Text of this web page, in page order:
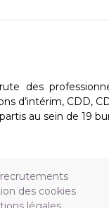
des
d’intérim, CDD,
au sein de 19
recrutements
des cookies